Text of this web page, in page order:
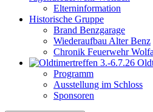
Elterninformation
Historische Gruppe
Brand Benzgarage
Wiederaufbau Alter Benz
Chronik Feuerwehr
Programm
Ausstellung im Schloss
Sponsoren